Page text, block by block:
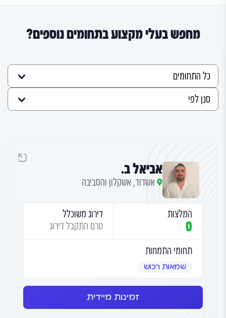
מחפש בעלי מקצוע בתחומים נוספים?
אביאל ב.
אשדוד, אשקלון והסביבה
המלצות
0
דירוג משוכלל
טרם התקבל דירוג
תחומי התמחות
שמאות רכוש
זמינות מיידית